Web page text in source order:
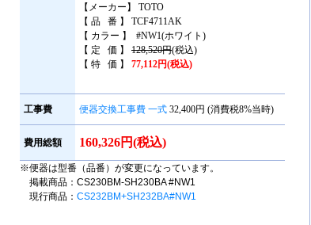
【メーカー】 TOTO
【 品 番 】 TCF4711AK
【 カラー 】 #NW1(ホワイト)
【 定 価 】 128,520円(税込)
【 特 価 】 77,112円(税込)
工事費 便器交換工事費 一式 32,400円 (消費税8%当時)
費用総額 160,326円(税込)
※便器は型番（品番）が変更になっています。
掲載商品：CS230BM-SH230BA #NW1
現行商品： CS232BM+SH232BA#NW1